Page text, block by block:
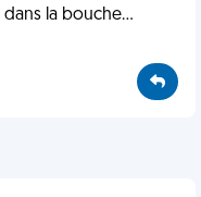
la bouche...